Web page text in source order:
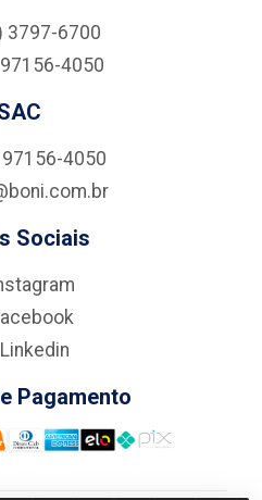
3797-6700
4050
4050
Sociais
Linkedin
Pagamento